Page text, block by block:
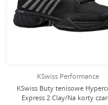
KSwiss Performance
KSwiss Buty tenisowe
Express 2 Clay/Na korty